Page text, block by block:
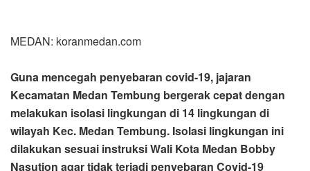
MEDAN: koranmedan.com
Guna mencegah penyebaran covid-19, jajaran
Kecamatan Medan Tembung bergerak cepat dengan
melakukan isolasi lingkungan di 14 lingkungan di
wilayah Kec. Medan Tembung. Isolasi lingkungan ini
dilakukan sesuai instruksi Wali Kota Medan Bobby
Nasution agar tidak terjadi penyebaran Covid-19